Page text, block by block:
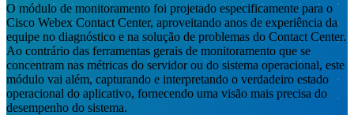
O módulo de monitoramento foi projetado especificamente para o
Cisco Webex Contact Center, aproveitando anos de experiência da
equipe no diagnóstico e na solução de problemas do Contact Center.
Ao contrário das ferramentas gerais de monitoramento que se
concentram nas métricas do servidor ou do sistema operacional, este
módulo vai além, capturando e interpretando o verdadeiro estado
operacional do aplicativo, fornecendo uma visão mais precisa do
desempenho do sistema.